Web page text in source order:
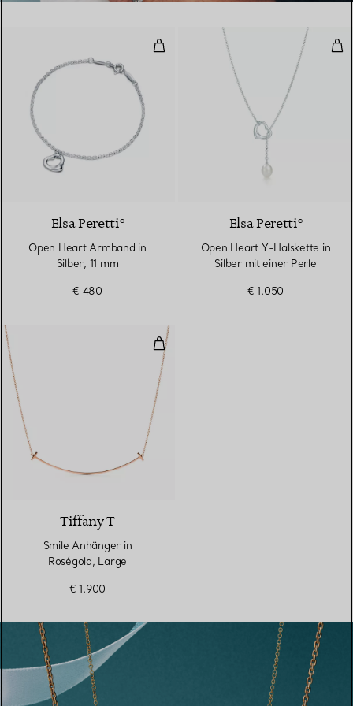
Open Heart Armband in Silber,
Elsa Peretti®
Open Heart Armband in
Silber, 11 mm
€ 480
Elsa Peretti®
Open Heart Y-Halskette in
Silber mit einer Perle
€ 1.050
Smile Anhänger in Roségold,
Tiffany T
Smile Anhänger in
Roségold, Large
€ 1.900